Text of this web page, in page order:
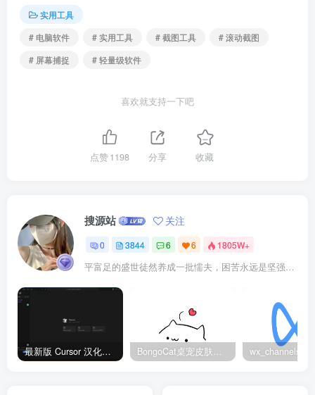
实用工具
# 电脑软件
# 实用工具 # 截图工具
# 滚动截图
# 屏幕捕捉
# 轻量级软件
喜欢就支持一下吧
点赞1198 分享 收藏
搜源站 关注
0 3844 6 6 1805W+
平富足的盛世徒然养成一批懦夫，困苦永远是坚强之母
最新版 Cursor 汉化设置中文教程（两种简单方法，附中文语言包下载） BongoCat桌宠皮肤包大全：20款主题皮肤免费下载